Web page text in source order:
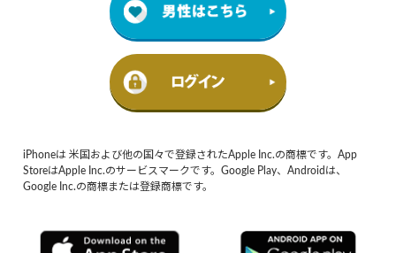
iPhoneは 米国および他の国々で登録されたApple Inc.の商標です。App
StoreはApple Inc.のサービスマークです。Google Play、Androidは、
Google Inc.の商標または登録商標です。